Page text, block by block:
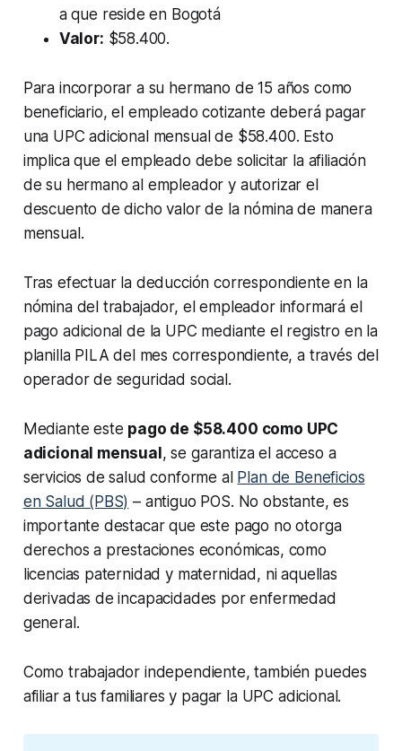
a que reside en Bogotá
Valor: $58.400.
Para incorporar a su hermano de 15 años como
beneficiario, el empleado cotizante deberá pagar
una UPC adicional mensual de $58.400. Esto
implica que el empleado debe solicitar la afiliación
de su hermano al empleador y autorizar el
descuento de dicho valor de la nómina de manera
mensual.
Tras efectuar la deducción correspondiente en la
nómina del trabajador, el empleador informará el
pago adicional de la UPC mediante el registro en la
planilla PILA del mes correspondiente, a través del
operador de seguridad social.
Mediante este pago de $58.400 como UPC
adicional mensual, se garantiza el acceso a
servicios de salud conforme al Plan de Beneficios
en Salud (PBS) – antiguo POS. No obstante, es
importante destacar que este pago no otorga
derechos a prestaciones económicas, como
licencias paternidad y maternidad, ni aquellas
derivadas de incapacidades por enfermedad
general.
Como trabajador independiente, también puedes
afiliar a tus familiares y pagar la UPC adicional.